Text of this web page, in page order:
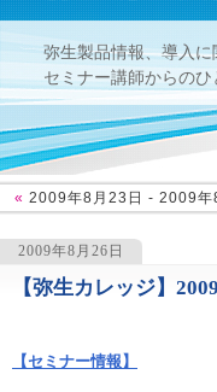
弥生製品情報、導入
セミナー講師からの
«2009年8月23日 - 2009年
2009年8月26日
【弥生カレッジ】
【セミナー情報】